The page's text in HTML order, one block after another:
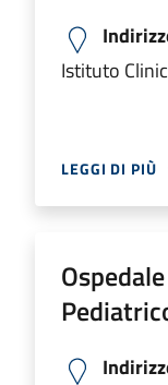
Istituto
LEGGI DI PIÙ